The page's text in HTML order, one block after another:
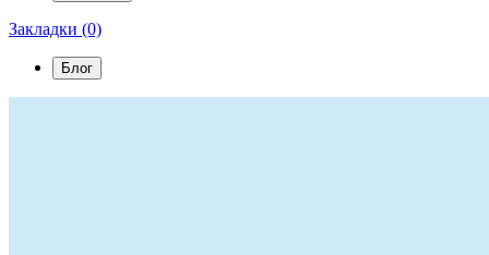
Закладки (0)
Блог